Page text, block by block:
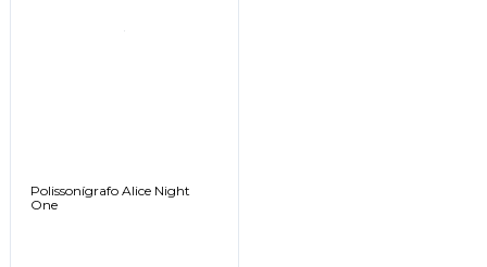
Polissonígrafo Alice Night
One